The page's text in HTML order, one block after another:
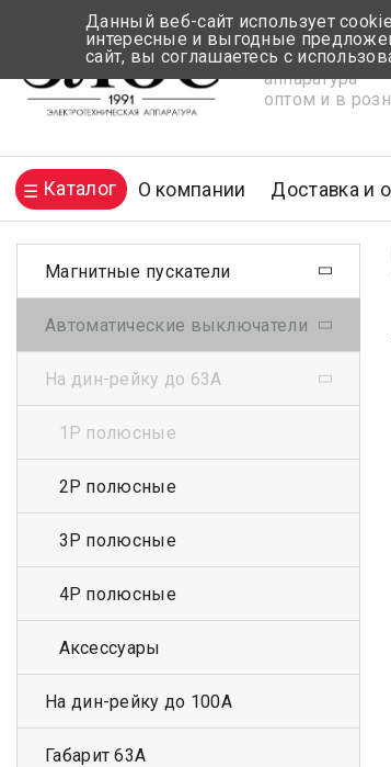
аппаратура
оптом и в
Каталог О компании Доставка и
Магнитные пускатели
Автоматические выключатели
На дин-рейку до 63А
1Р полюсные
2Р полюсные
3Р полюсные
4Р полюсные
Аксессуары
На дин-рейку до 100А
Габарит 63А
Данный веб-сайт использует
интересные и выгодные
сайт, вы соглашаетесь с